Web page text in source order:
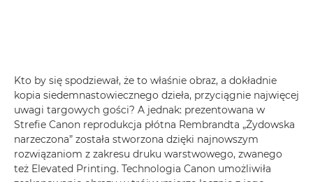
Kto by się spodziewał, że to właśnie obraz, a dokładnie
kopia siedemnastowiecznego dzieła, przyciągnie najwięcej
uwagi targowych gości? A jednak: prezentowana w
Strefie Canon reprodukcja płótna Rembrandta „Żydowska
narzeczona” została stworzona dzięki najnowszym
rozwiązaniom z zakresu druku warstwowego, zwanego
też Elevated Printing. Technologia Canon umożliwiła